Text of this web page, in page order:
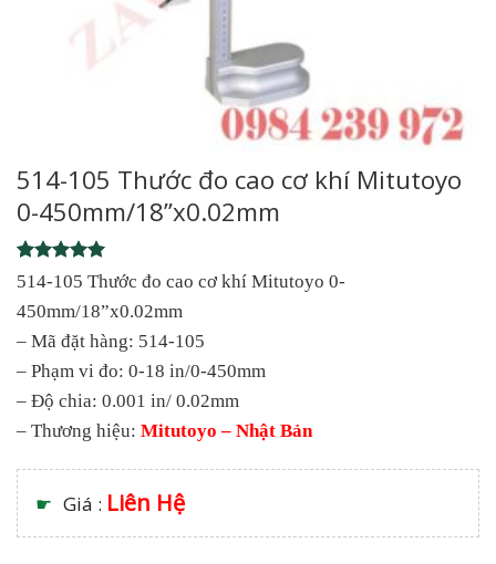
514-105 Thước đo cao cơ khí Mitutoyo
0-450mm/18”x0.02mm
Rated5
out of 5
based on
1
rating
514-105 Thước đo cao cơ khí Mitutoyo 0-
450mm/18”x0.02mm
– Mã đặt hàng: 514-105
– Phạm vi đo: 0-18 in/0-450mm
– Độ chia: 0.001 in/ 0.02mm
– Thương hiệu: Mitutoyo – Nhật Bản
☛ Giá : Liên Hệ